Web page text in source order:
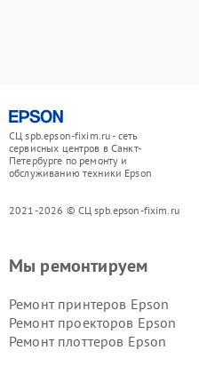
СЦ spb.epson-fixim.ru - сеть
сервисных центров в Санкт-
Петербурге по ремонту и
обслуживанию техники Epson
2021-2026 © СЦ spb.epson-fixim.ru
Мы ремонтируем
Ремонт принтеров Epson
Ремонт проекторов Epson
Ремонт плоттеров Epson